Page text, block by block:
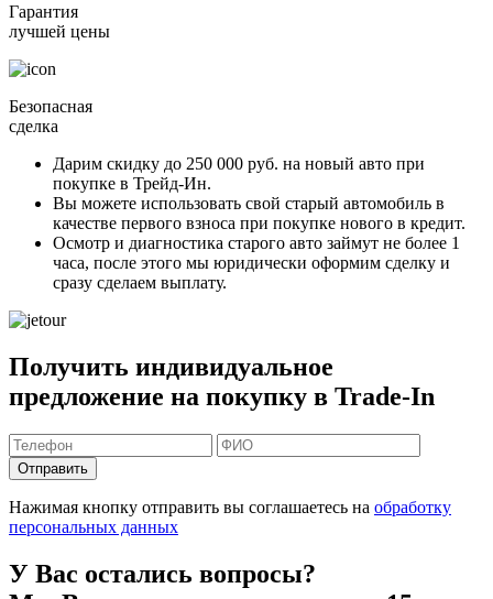
Гарантия
лучшей цены
Безопасная
сделка
Дарим скидку до 250 000 руб. на новый авто при
покупке в Трейд-Ин.
Вы можете использовать свой старый автомобиль в
качестве первого взноса при покупке нового в кредит.
Осмотр и диагностика старого авто займут не более 1
часа, после этого мы юридически оформим сделку и
сразу сделаем выплату.
Получить индивидуальное
предложение на покупку в Trade-In
Отправить
Нажимая кнопку отправить вы соглашаетесь на обработку
персональных данных
У Вас остались вопросы?